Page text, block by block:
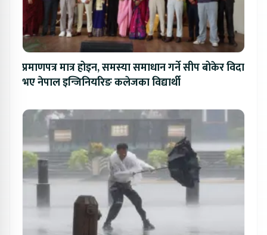
प्रमाणपत्र मात्र होइन, समस्या समाधान गर्ने सीप बोकेर विदा
भए नेपाल इन्जिनियरिङ कलेजका विद्यार्थी